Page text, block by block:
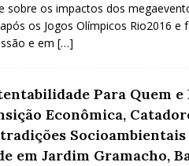
sobre os impactos dos
os Jogos Olímpicos Rio2016 e
e em […]
Para Quem e
Econômica,
em Jardim Gramacho,